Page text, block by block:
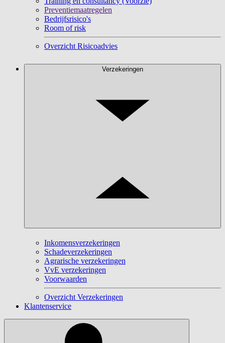
Preventiemaatregelen
Bedrijfsrisico's
Room of risk
Overzicht Risicoadvies
Verzekeringen
Inkomensverzekeringen
Schadeverzekeringen
Agrarische verzekeringen
VvE verzekeringen
Voorwaarden
Overzicht Verzekeringen
Klantenservice